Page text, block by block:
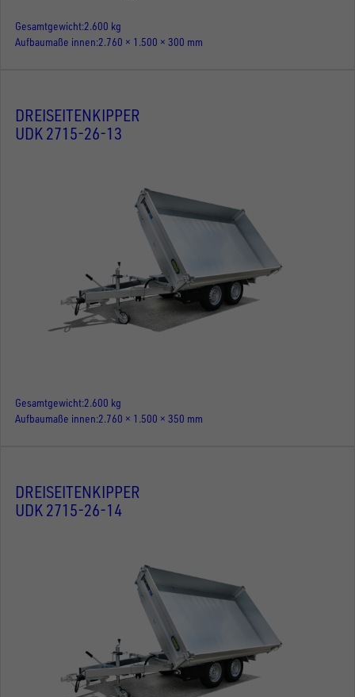
Gesamtgewicht 2.600 kg
Aufbaumaße innen 2.760 × 1.500 × 300 mm
DREISEITENKIPPER
UDK 2715-26-13
Gesamtgewicht 2.600 kg
Aufbaumaße innen 2.760 × 1.500 × 350 mm
DREISEITENKIPPER
UDK 2715-26-14